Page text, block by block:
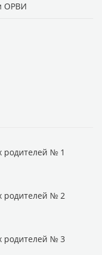
ОРВИ
родителей № 1
родителей № 2
родителей № 3